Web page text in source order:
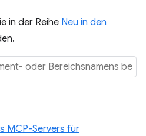
in der Reihe Neu in den
MCP-Servers für